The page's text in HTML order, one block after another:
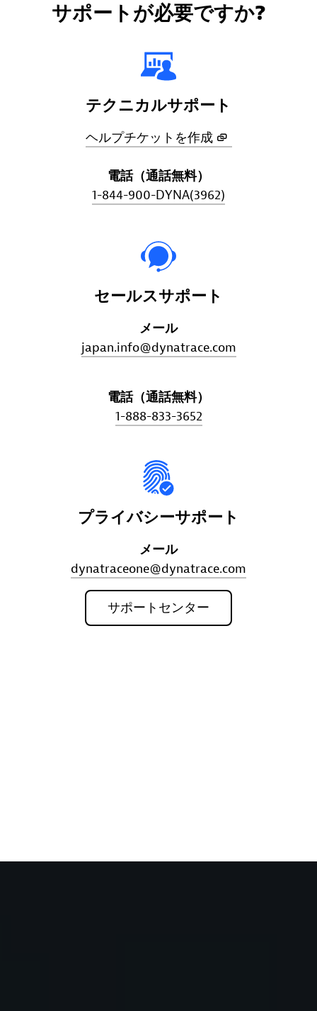
サポートが必要ですか?
テクニカルサポート
ヘルプチケットを作成
電話（通話無料）
1-844-900-DYNA(3962)
セールスサポート
メール
japan.info@dynatrace.com
電話（通話無料）
1-888-833-3652
プライバシーサポート
メール
dynatraceone@dynatrace.com
サポートセンター